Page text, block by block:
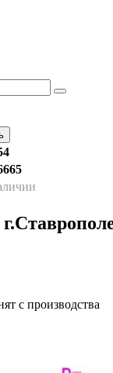
с производства